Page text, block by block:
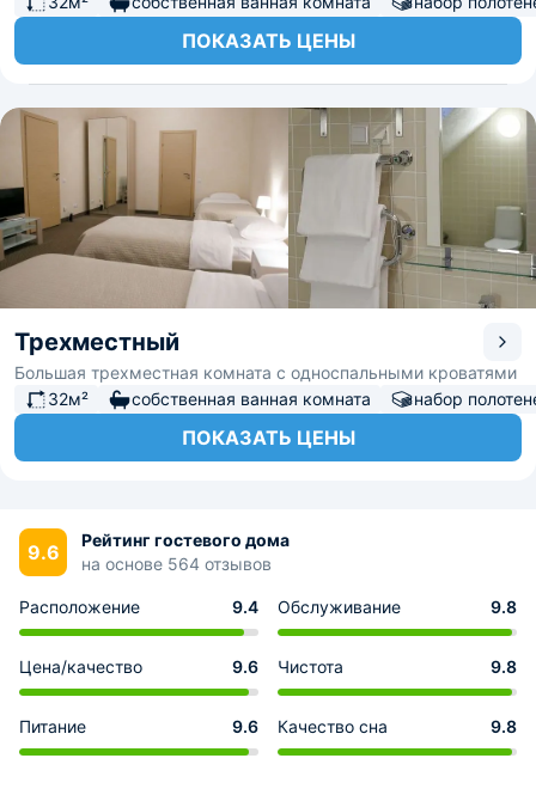
ПОКАЗАТЬ ЦЕНЫ
Трехместный
Большая трехместная комната с односпальными кроватями
32м²
собственная ванная комната набор
ПОКАЗАТЬ ЦЕНЫ
9.6
Рейтинг гостевого дома
на основе 564 отзывов
Расположение 9.4 Обслуживание 9.8
Цена/качество 9.6 Чистота 9.8
Питание 9.6 Качество сна 9.8